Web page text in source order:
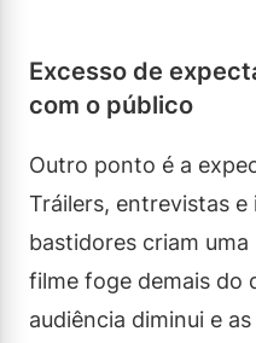
Excesso de
com o público
Outro ponto é a
Tráilers, entrevistas
bastidores criam
filme foge demais do
audiência diminui e